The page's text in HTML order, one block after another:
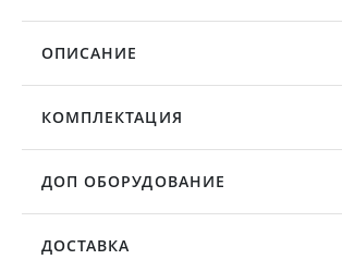
ОПИСАНИЕ
КОМПЛЕКТАЦИЯ
ДОП ОБОРУДОВАНИЕ
ДОСТАВКА